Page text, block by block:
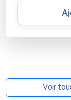
Voir